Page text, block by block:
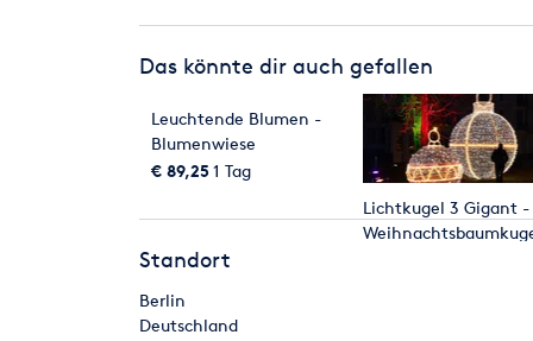
Das könnte dir auch gefallen
Leuchtende Blumen -
Blumenwiese
€ 89,251 Tag
Lichtkugel 3 Gigant -
Standort
Berlin
Deutschland